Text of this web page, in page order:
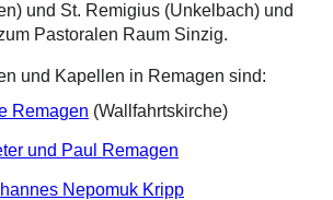
und St. Remigius (Unkelbach) und
Pastoralen Raum Sinzig.
und Kapellen in Remagen sind:
Remagen (Wallfahrtskirche)
und Paul Remagen
Nepomuk Kripp